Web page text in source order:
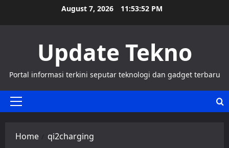
August 7, 2026 11:53:52 PM
Update Tekno
Portal informasi terkini seputar teknologi dan gadget terbaru
Primary
Home qi2charging